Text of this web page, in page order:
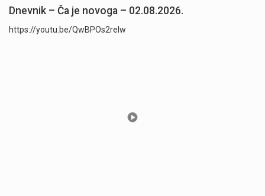
Dnevnik – Ča je novoga – 02.08.2026.
https://youtu.be/QwBPOs2reIw